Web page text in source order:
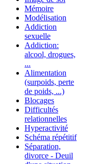
Mémoire
Modélisation
Addiction
sexuelle
Addiction:
alcool, drogues,
...
Alimentation
(surpoids, perte
de poids, ...)
Blocages
Difficultés
relationnelles
Hyperactivité
Schéma répétitif
Séparation,
divorce - Deuil